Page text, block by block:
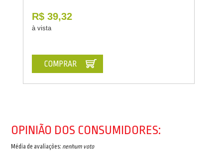
R$ 39,32
à vista
COMPRAR
OPINIÃO DOS CONSUMIDORES:
Média de avaliações: nenhum voto